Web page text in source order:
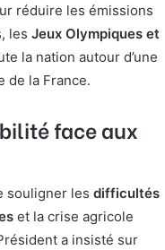
réduire les émissions
les Jeux Olympiques et
la nation autour d’une
de la France.
face aux
souligner les difficultés
et la crise agricole
a insisté sur